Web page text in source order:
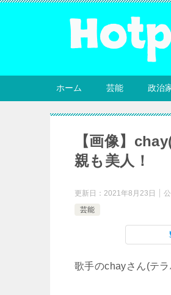
ホーム 芸能 政治
【画像】
親も美人！
更新日： 2021年8月23日
芸能
歌手のchayさん(テ